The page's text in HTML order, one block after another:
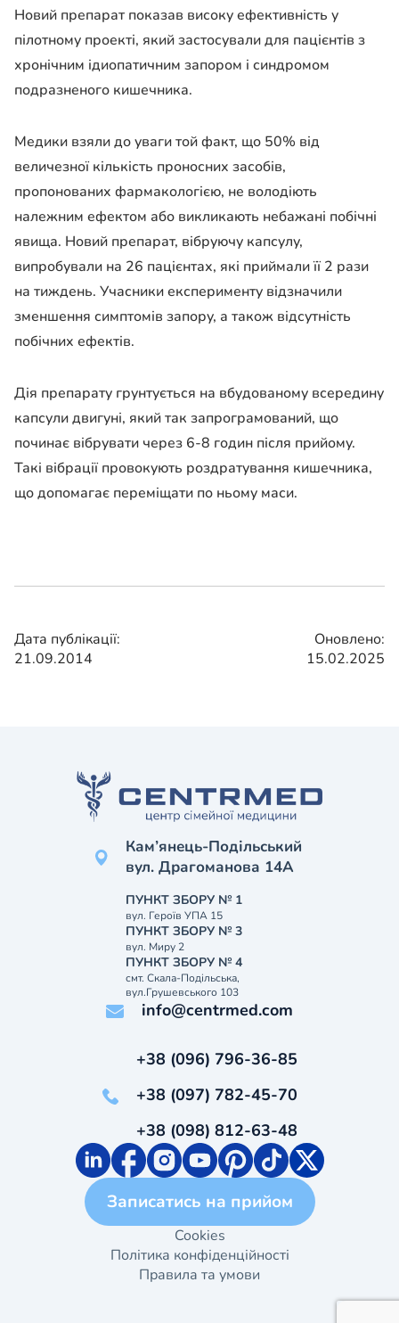
Новий препарат показав високу ефективність у
пілотному проекті, який застосували для пацієнтів з
хронічним ідиопатичним запором і синдромом
подразненого кишечника.
Медики взяли до уваги той факт, що 50% від
величезної кількість проносних засобів,
пропонованих фармакологією, не володіють
належним ефектом або викликають небажані побічні
явища. Новий препарат, вібруючу капсулу,
випробували на 26 пацієнтах, які приймали її 2 рази
на тиждень. Учасники експерименту відзначили
зменшення симптомів запору, а також відсутність
побічних ефектів.
Дія препарату грунтується на вбудованому всередину
капсули двигуні, який так запрограмований, що
починає вібрувати через 6-8 годин після прийому.
Такі вібрації провокують роздратування кишечника,
що допомагає переміщати по ньому маси.
Дата публікації:
21.09.2014
Оновлено:
15.02.2025
Кам’янець-Подільський
вул. Драгоманова 14А
ПУНКТ ЗБОРУ № 1
вул. Героїв УПА 15
ПУНКТ ЗБОРУ № 3
вул. Миру 2
ПУНКТ ЗБОРУ № 4
смт. Скала-Подільська,
вул.Грушевського 103
info@centrmed.com
+38 (096) 796-36-85
+38 (097) 782-45-70
+38 (098) 812-63-48
Записатись на прийом
Cookies
Політика конфіденційності
Правила та умови